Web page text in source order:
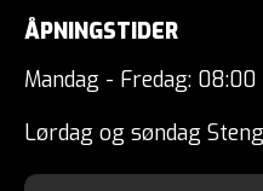
ÅPNINGSTIDER
Mandag - Fredag: 08:00
Lørdag og søndag